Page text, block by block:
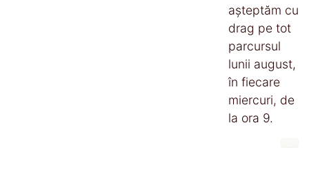
așteptăm cu
drag pe tot
parcursul
lunii august,
în fiecare
miercuri, de
la ora 9.